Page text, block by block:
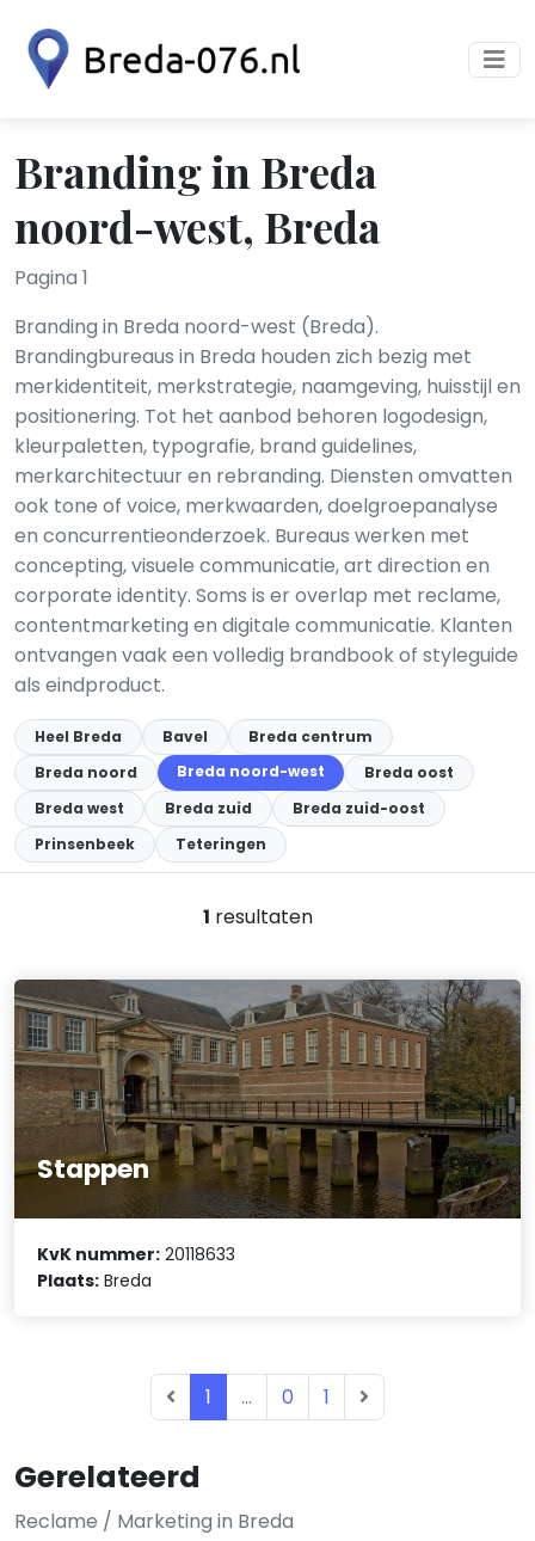
Branding in Breda
noord-west, Breda
Pagina 1
Branding in Breda noord-west (Breda).
Brandingbureaus in Breda houden zich bezig met
merkidentiteit, merkstrategie, naamgeving, huisstijl en
positionering. Tot het aanbod behoren logodesign,
kleurpaletten, typografie, brand guidelines,
merkarchitectuur en rebranding. Diensten omvatten
ook tone of voice, merkwaarden, doelgroepanalyse
en concurrentieonderzoek. Bureaus werken met
concepting, visuele communicatie, art direction en
corporate identity. Soms is er overlap met reclame,
contentmarketing en digitale communicatie. Klanten
ontvangen vaak een volledig brandbook of styleguide
als eindproduct.
Heel Breda Bavel
Breda centrum
Breda noord
Breda noord-west
Breda oost
Breda west
Breda zuid
Breda zuid-oost
Prinsenbeek
Teteringen
Gerelateerd
Reclame / Marketing in Breda
1 resultaten
Stappen
KvK nummer: 20118633
Plaats: Breda
1 ... 0 1